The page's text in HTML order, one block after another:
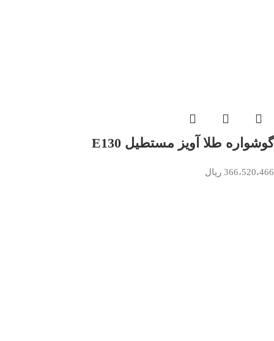
گوشواره طلا آویز مستطیل E130
366،520،466 ریال